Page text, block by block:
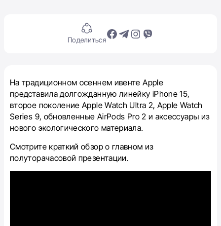
Поделиться
На традиционном осеннем ивенте Apple
представила долгожданную линейку iPhone 15,
второе поколение Apple Watch Ultra 2, Apple Watch
Series 9, обновленные AirPods Pro 2 и аксессуары из
нового экологического материала.
Смотрите краткий обзор о главном из
полуторачасовой презентации.